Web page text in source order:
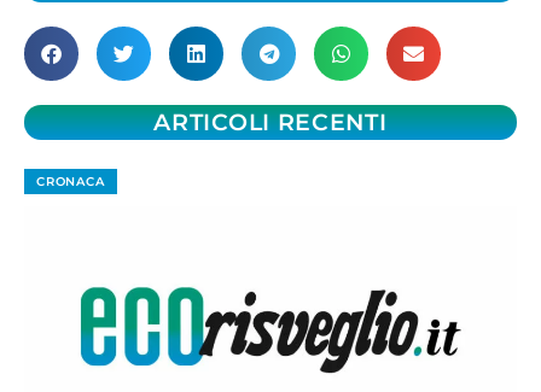
ARTICOLI RECENTI
CRONACA